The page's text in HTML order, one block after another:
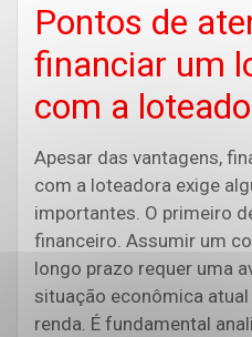
Pontos de
financiar um
com a
Apesar das vantagens,
com a loteadora exige
importantes. O primeiro
financeiro. Assumir um
longo prazo requer uma
situação econômica
renda. É fundamental